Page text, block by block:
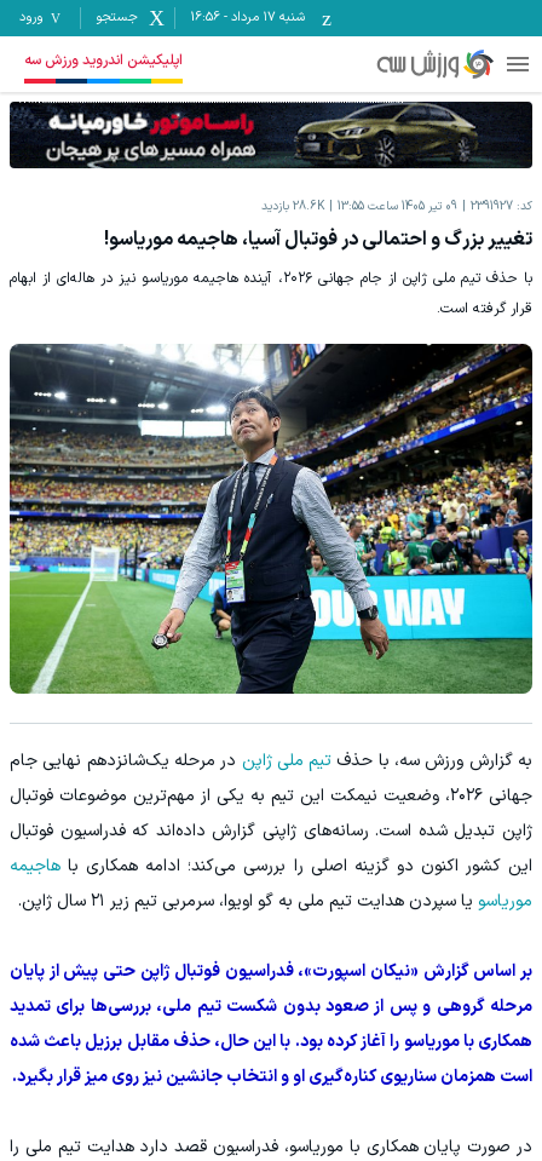
شنبه ۱۷ مرداد -
16:56 جستجو ورود
اپلیکیشن اندروید ورزش سه
کد: 2391927 09 تیر 1405 ساعت 13:55 28.6K بازدید
تغییر بزرگ و احتمالی در فوتبال آسیا، هاجیمه موریاسو!
با حذف تیم ملی ژاپن از جام جهانی ۲۰۲۶، آینده هاجیمه موریاسو نیز در هاله‌ای از ابهام
قرار گرفته است.
به گزارش ورزش سه، با حذف تیم ملی ژاپن در مرحله یک‌شانزدهم نهایی جام
جهانی ۲۰۲۶، وضعیت نیمکت این تیم به یکی از مهم‌ترین موضوعات فوتبال
ژاپن تبدیل شده است. رسانه‌های ژاپنی گزارش داده‌اند که فدراسیون فوتبال
این کشور اکنون دو گزینه اصلی را بررسی می‌کند؛ ادامه همکاری با هاجیمه
موریاسو یا سپردن هدایت تیم ملی به گو اویوا، سرمربی تیم زیر ۲۱ سال ژاپن.
بر اساس گزارش «نیکان اسپورت»، فدراسیون فوتبال ژاپن حتی پیش از پایان
مرحله گروهی و پس از صعود بدون شکست تیم ملی، بررسی‌ها برای تمدید
همکاری با موریاسو را آغاز کرده بود. با این حال، حذف مقابل برزیل باعث شده
است همزمان سناریوی کناره‌گیری او و انتخاب جانشین نیز روی میز قرار بگیرد.
در صورت پایان همکاری با موریاسو، فدراسیون قصد دارد هدایت تیم ملی را